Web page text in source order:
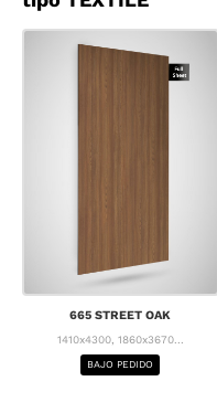
665 STREET OAK
1410x4300, 1860x3670...
BAJO PEDIDO